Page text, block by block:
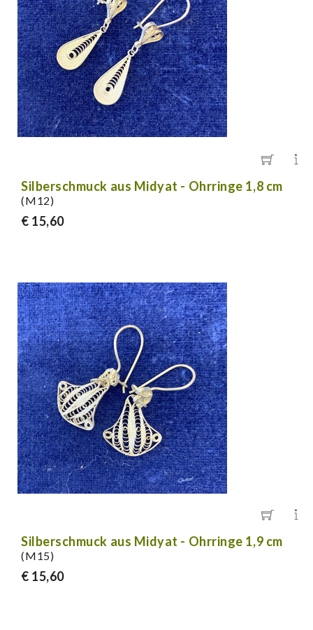
Silberschmuck aus Midyat - Ohrringe 1,8 cm
(M12)
€ 15,60
Silberschmuck aus Midyat - Ohrringe 1,9 cm
(M15)
€ 15,60